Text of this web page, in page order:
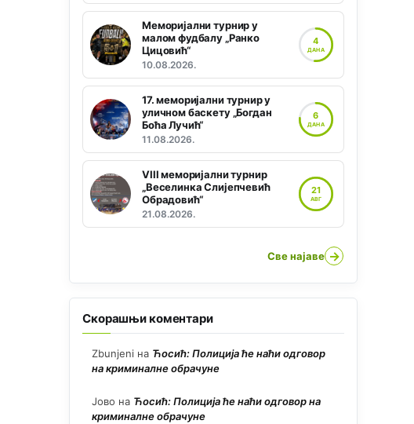
Меморијални турнир у
малом фудбалу „Ранко
Цицовић“
10.08.2026.
4
ДАНА
17. меморијални турнир у
уличном баскету „Богдан
Боћа Лучић“
11.08.2026.
6
ДАНА
VIII меморијални турнир
„Веселинка Слијепчевић
Обрадовић“
21.08.2026.
21
АВГ
Све најаве →
Скорашњи коментари
Zbunjeni на Ћосић: Полиција ће наћи одговор
на криминалне обрачуне
Јово на Ћосић: Полиција ће наћи одговор на
криминалне обрачуне